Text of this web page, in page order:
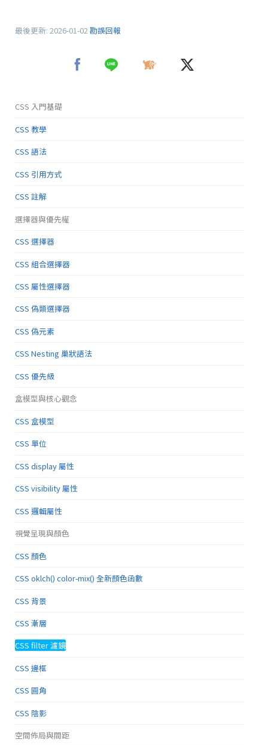
最後更新: 2026-01-02勘誤回報
CSS 入門基礎
CSS 教學
CSS 語法
CSS 引用方式
CSS 註解
選擇器與優先權
CSS 選擇器
CSS 組合選擇器
CSS 屬性選擇器
CSS 偽類選擇器
CSS 偽元素
CSS Nesting 巢狀語法
CSS 優先級
盒模型與核心觀念
CSS 盒模型
CSS 單位
CSS display 屬性
CSS visibility 屬性
CSS 邏輯屬性
視覺呈現與顏色
CSS 顏色
CSS oklch() color-mix() 全新顏色函數
CSS 背景
CSS 漸層
CSS filter 濾鏡
CSS 邊框
CSS 圓角
CSS 陰影
空間佈局與間距